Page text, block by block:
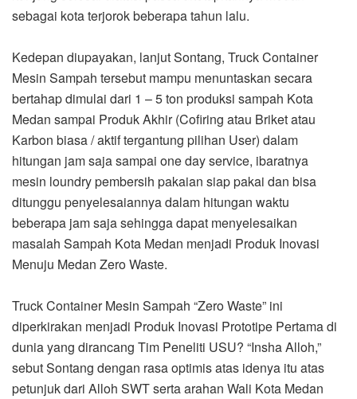
sebagai kota terjorok beberapa tahun lalu.
Kedepan diupayakan, lanjut Sontang, Truck Container
Mesin Sampah tersebut mampu menuntaskan secara
bertahap dimulai dari 1 – 5 ton produksi sampah Kota
Medan sampai Produk Akhir (Cofiring atau Briket atau
Karbon biasa / aktif tergantung pilihan User) dalam
hitungan jam saja sampai one day service, ibaratnya
mesin loundry pembersih pakaian siap pakai dan bisa
ditunggu penyelesaiannya dalam hitungan waktu
beberapa jam saja sehingga dapat menyelesaikan
masalah Sampah Kota Medan menjadi Produk Inovasi
Menuju Medan Zero Waste.
Truck Container Mesin Sampah “Zero Waste” ini
diperkirakan menjadi Produk Inovasi Prototipe Pertama di
dunia yang dirancang Tim Peneliti USU? “Insha Alloh,”
sebut Sontang dengan rasa optimis atas idenya itu atas
petunjuk dari Alloh SWT serta arahan Wali Kota Medan